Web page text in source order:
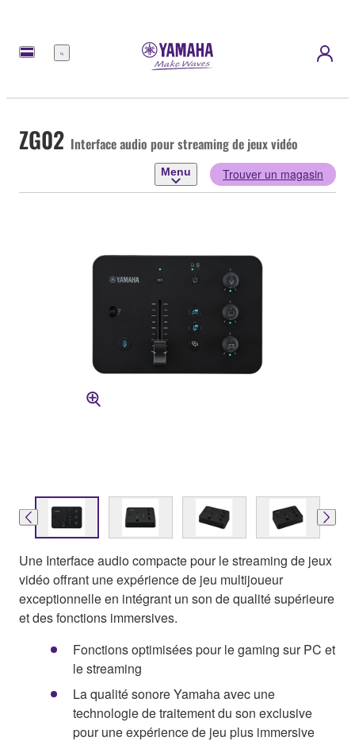
Menu
ZG02 Interface audio pour streaming de jeux vidéo
Menu Trouver un magasin
Une Interface audio compacte pour le streaming de jeux
vidéo offrant une expérience de jeu multijoueur
exceptionnelle en intégrant un son de qualité supérieure
et des fonctions immersives.
Fonctions optimisées pour le gaming sur PC et
le streaming
La qualité sonore Yamaha avec une
technologie de traitement du son exclusive
pour une expérience de jeu plus immersive